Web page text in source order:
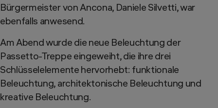
Bürgermeister von Ancona, Daniele Silvetti, war
ebenfalls anwesend.
Am Abend wurde die neue Beleuchtung der
Passetto-Treppe eingeweiht, die ihre drei
Schlüsselelemente hervorhebt: funktionale
Beleuchtung, architektonische Beleuchtung und
kreative Beleuchtung.